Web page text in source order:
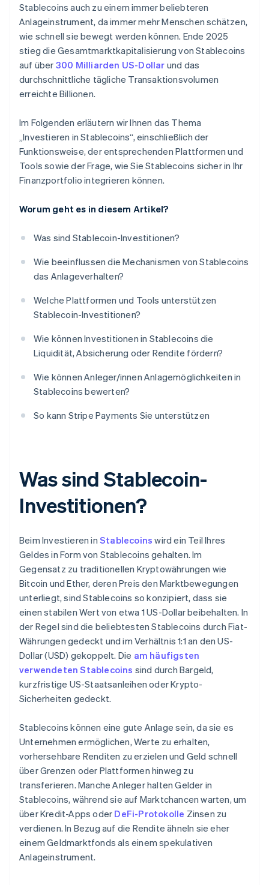
Stablecoins auch zu einem immer beliebteren
Anlageinstrument, da immer mehr Menschen schätzen,
wie schnell sie bewegt werden können. Ende 2025
stieg die Gesamtmarktkapitalisierung von Stablecoins
auf über 300 Milliarden US-Dollar und das
durchschnittliche tägliche Transaktionsvolumen
erreichte Billionen.
Im Folgenden erläutern wir Ihnen das Thema
„Investieren in Stablecoins“, einschließlich der
Funktionsweise, der entsprechenden Plattformen und
Tools sowie der Frage, wie Sie Stablecoins sicher in Ihr
Finanzportfolio integrieren können.
Worum geht es in diesem Artikel?
Was sind Stablecoin-Investitionen?
Wie beeinflussen die Mechanismen von Stablecoins
das Anlageverhalten?
Welche Plattformen und Tools unterstützen
Stablecoin-Investitionen?
Wie können Investitionen in Stablecoins die
Liquidität, Absicherung oder Rendite fördern?
Wie können Anleger/innen Anlagemöglichkeiten in
Stablecoins bewerten?
So kann Stripe Payments Sie unterstützen
Was sind Stablecoin-
Investitionen?
Beim Investieren in Stablecoins wird ein Teil Ihres
Geldes in Form von Stablecoins gehalten. Im
Gegensatz zu traditionellen Kryptowährungen wie
Bitcoin und Ether, deren Preis den Marktbewegungen
unterliegt, sind Stablecoins so konzipiert, dass sie
einen stabilen Wert von etwa 1 US-Dollar beibehalten. In
der Regel sind die beliebtesten Stablecoins durch Fiat-
Währungen gedeckt und im Verhältnis 1:1 an den US-
Dollar (USD) gekoppelt. Die am häufigsten
verwendeten Stablecoins sind durch Bargeld,
kurzfristige US-Staatsanleihen oder Krypto-
Sicherheiten gedeckt.
Stablecoins können eine gute Anlage sein, da sie es
Unternehmen ermöglichen, Werte zu erhalten,
vorhersehbare Renditen zu erzielen und Geld schnell
über Grenzen oder Plattformen hinweg zu
transferieren. Manche Anleger halten Gelder in
Stablecoins, während sie auf Marktchancen warten, um
über Kredit-Apps oder DeFi-Protokolle Zinsen zu
verdienen. In Bezug auf die Rendite ähneln sie eher
einem Geldmarktfonds als einem spekulativen
Anlageinstrument.